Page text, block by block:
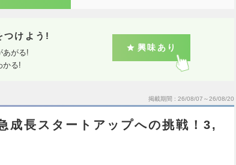
つけよう!
あがる!
かる!
興味あり
掲載期間 26/08/07～26/08/20
長スタートアップへの挑戦！3,